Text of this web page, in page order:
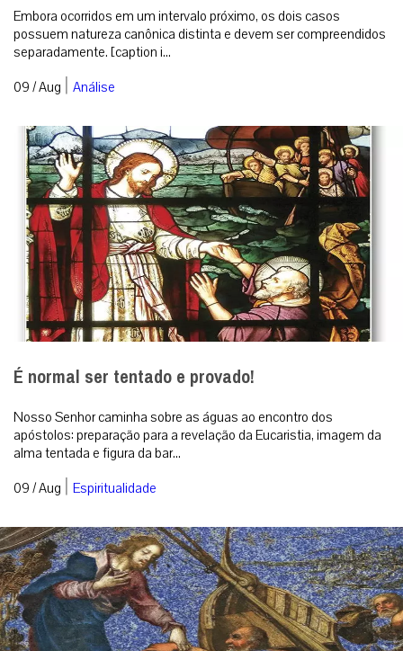
Embora ocorridos em um intervalo próximo, os dois casos
possuem natureza canônica distinta e devem ser compreendidos
separadamente. [caption i...
09 / Aug | Análise
É normal ser tentado e provado!
Nosso Senhor caminha sobre as águas ao encontro dos
apóstolos: preparação para a revelação da Eucaristia, imagem da
alma tentada e figura da bar...
09 / Aug | Espiritualidade